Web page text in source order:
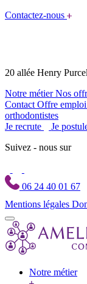
Contactez-nous
20 allée Henry
Notre métierNos
Contact Offre
orthodontistes
Je recrute
Je
Suivez - nous sur
06 24 40 01 67
Mentions légales
Notre métier